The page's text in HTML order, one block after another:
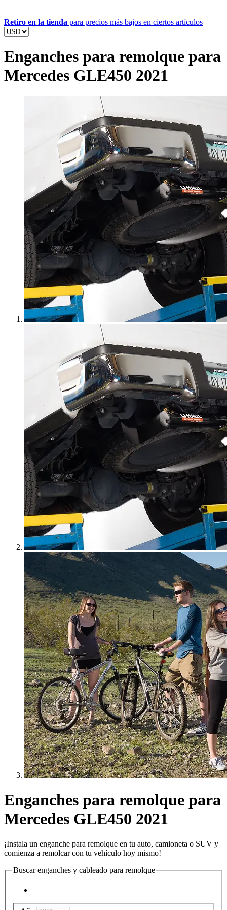
Retiro en la tienda para precios más bajos en ciertos artículos
Enganches para remolque para
Mercedes GLE450 2021
Enganches para remolque para
Mercedes GLE450 2021
¡Instala un enganche para remolque en tu auto, camioneta o SUV y
comienza a remolcar con tu vehículo hoy mismo!
Buscar enganches y cableado para remolque